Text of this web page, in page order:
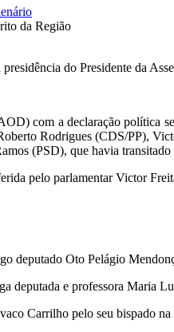
da Região
do Presidente da
com a declaração política
Rodrigues (CDS/PP),
(PSD), que havia
pelo parlamentar Victor
deputado Oto Pelágio
deputada e professora Maria
Carrilho pelo seu bispado na